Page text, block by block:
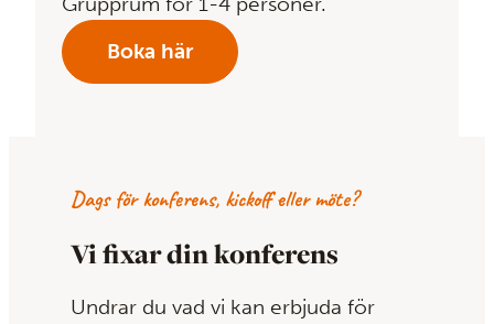
Boka här
Dags för konferens, kickoff eller möte?
Vi fixar din konferens
Undrar du vad vi kan erbjuda för